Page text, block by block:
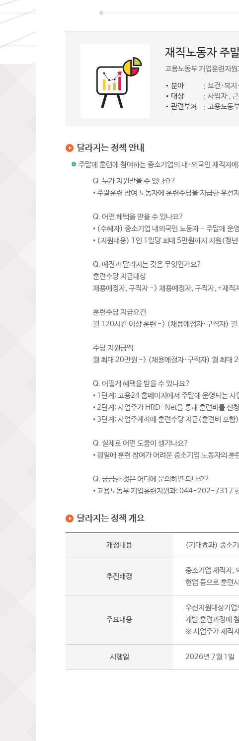
재직노동자 주
고용노동부 기업훈련지
분야
보건·복지
대상
사업자 ,
관련부처
고용노동
달라지는 정책 안내
주말에 훈련에 참여하는 중소기업의 내·외국인 재직자
Q. 누가 지원받을 수 있나요?
• 주말훈련 참여 노동자에 훈련수당을 지급한 우선
Q. 어떤 혜택을 받을 수 있나요?
• (수혜자) 중소기업 내외국인 노동자 - 주말에 운
• (지원내용) 1인 1일당 최대 5만원까지 지원(청
Q. 예전과 달라지는 것은 무엇인가요?
훈련수당 지급대상
채용예정자, 구직자 -> 채용예정자, 구직자, +재직
훈련수당 지급요건
월 120시간 이상 훈련 -> (채용예정자·구직자)
수당 지원금액
월 최대 20만원 -> (채용예정자·구직자) 월 최대
Q. 어떻게 혜택을 받을 수 있나요?
• 1단계: 고용24 홈페이지에서 주말에 운영되는
• 2단계: 사업주가 HRD-Net을 통해 훈련비를 신
• 3단계: 사업주계좌에 훈련수당 지급(훈련비 포함)
Q. 실제로 어떤 도움이 생기나요?
• 평일에 훈련 참여가 어려운 중소기업 노동자의
Q. 궁금한 것은 어디에 문의하면 되나요?
• 고용노동부 기업훈련지원과: 044-202-7317
달라지는 정책 개요
개정내용 (기대효과) 중소
추진배경
중소기업 재직자,
현업 등으로 훈련
주요내용
우선지원대상기업
개발 훈련과정에
※ 사업주가 재직
시행일 2026년 7월 1일